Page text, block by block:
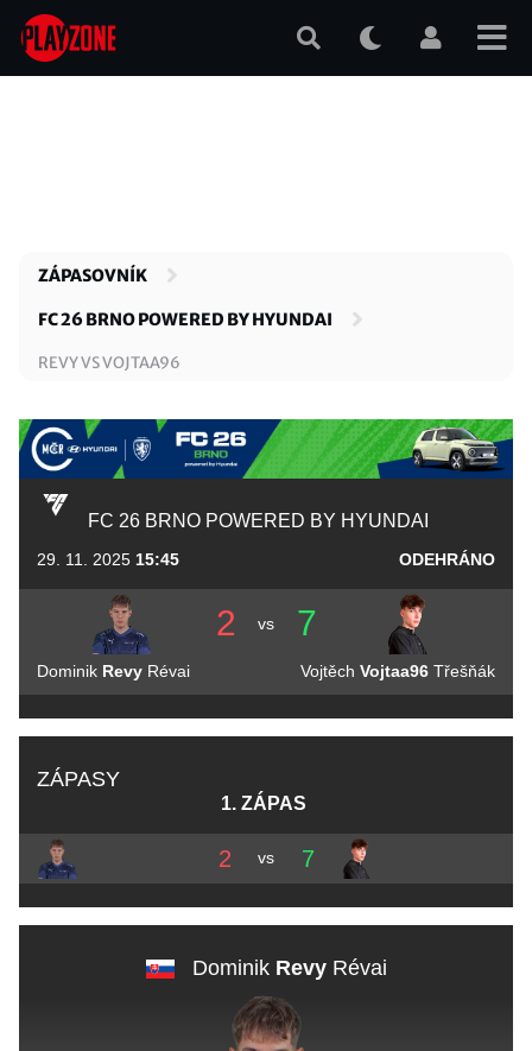
Přejít
hlavnímu
ZÁPASOVNÍK
FC 26 BRNO POWERED BY HYUNDAI
REVY VS VOJTAA96
FC 26 BRNO POWERED BY HYUNDAI
29. 11. 2025 15:45 ODEHRÁNO
2 vs 7
Dominik Revy Révai Vojtěch Vojtaa96 Třešňák
ZÁPASY
1. ZÁPAS
2 vs 7
Dominik RevyRévai